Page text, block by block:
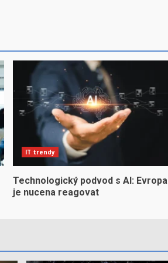
IT trendy
Technologický podvod s AI: Evropa
je nucena reagovat